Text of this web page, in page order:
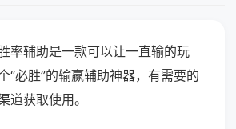
率辅助是一款可以让一直输的玩
“必胜”的输赢辅助神器，有需要的
道获取使用。